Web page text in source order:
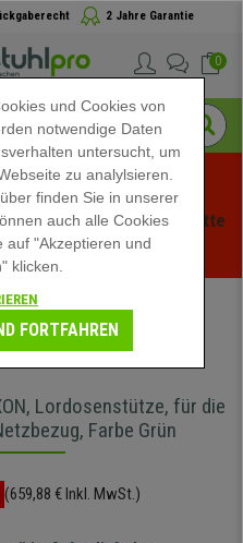
2 Jahre Garantie
0
Exklusive Rabatte
ansehen -
Bürostühle
Lordosenstütze, für die
Farbe Grün
(659,88 € Inkl. MwSt.)
und Cookies von
notwendige Daten
untersucht, um
zu analylsieren.
finden Sie in unserer
auch alle Cookies
auf "Akzeptieren und
klicken.
FORTFAHREN